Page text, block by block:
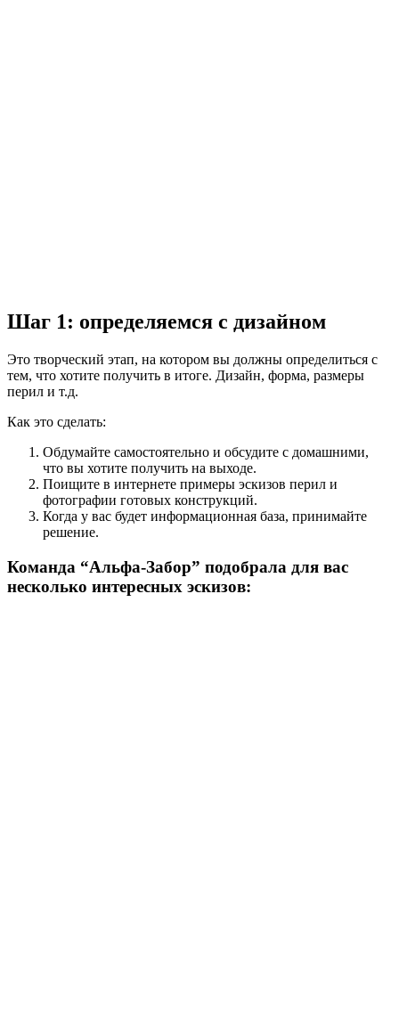
Шаг 1: определяемся с дизайном
Это творческий этап, на котором вы должны определиться с
тем, что хотите получить в итоге. Дизайн, форма, размеры
перил и т.д.
Как это сделать:
Обдумайте самостоятельно и обсудите с домашними,
что вы хотите получить на выходе.
Поищите в интернете примеры эскизов перил и
фотографии готовых конструкций.
Когда у вас будет информационная база, принимайте
решение.
Команда “Альфа-Забор” подобрала для вас
несколько интересных эскизов: